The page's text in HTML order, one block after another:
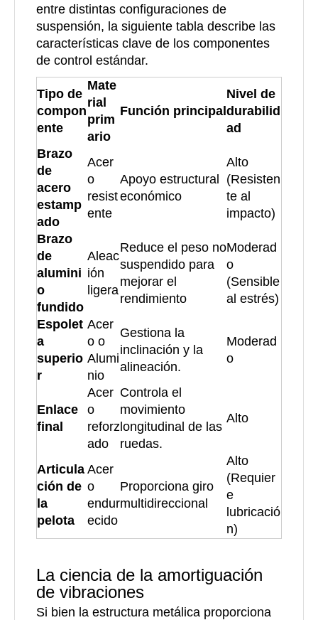
entre distintas configuraciones de
suspensión, la siguiente tabla describe las
características clave de los componentes
de control estándar.
Tipo de
compon
ente
Mate
rial
prim
ario
Función principal
Nivel de
durabilid
ad
Brazo
de
acero
estamp
ado
Acer
o
resist
ente
Apoyo estructural
económico
Alto
(Resisten
te al
impacto)
Brazo
de
alumini
o
fundido
Aleac
ión
ligera
Reduce el peso no
suspendido para
mejorar el
rendimiento
Moderad
o
(Sensible
al estrés)
Espolet
a
superio
r
Acer
o o
Alumi
nio
Gestiona la
inclinación y la
alineación.
Moderad
o
Enlace
final
Acer
o
reforz
ado
Controla el
movimiento
longitudinal de las
ruedas.
Alto
Articula
ción de
la
pelota
Acer
o
endur
ecido
Proporciona giro
multidireccional
Alto
(Requier
e
lubricació
n)
La ciencia de la amortiguación
de vibraciones
Si bien la estructura metálica proporciona